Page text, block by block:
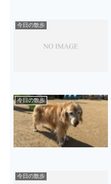
今日の散歩
今日の散歩
今日の散歩